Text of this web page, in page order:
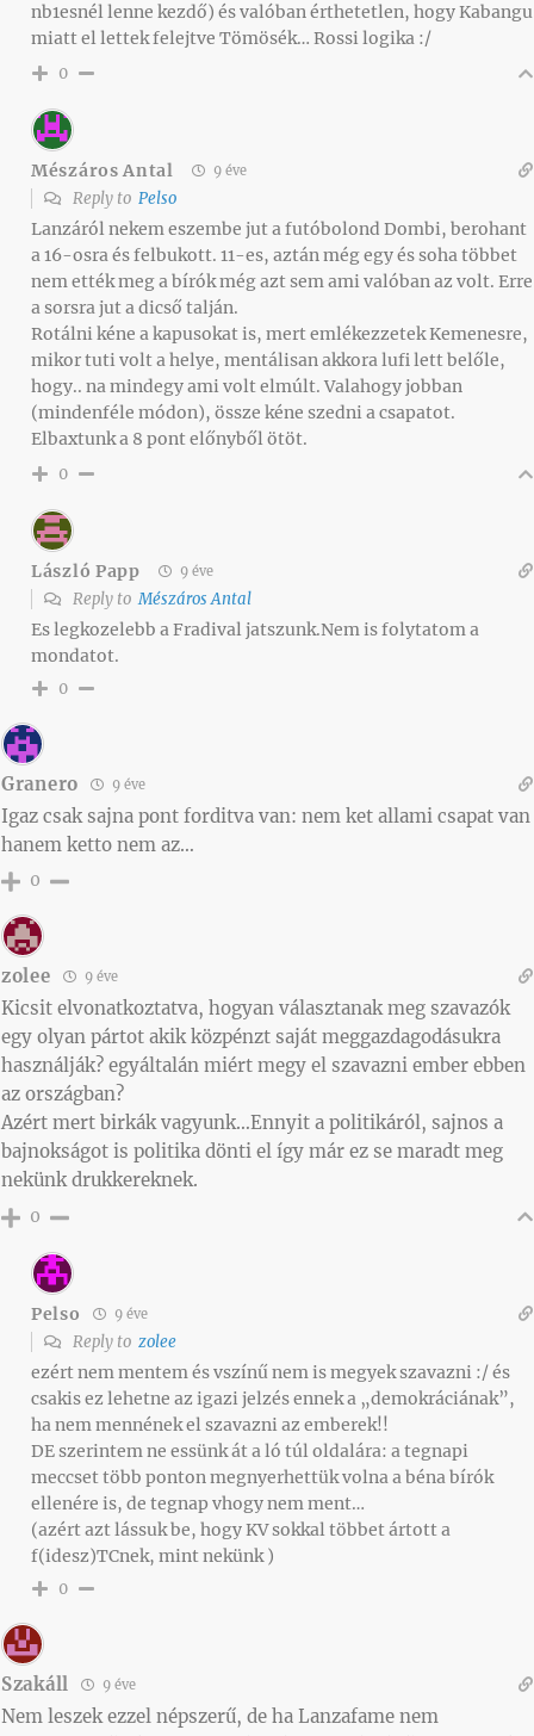
nb1esnél lenne kezdő) és valóban érthetetlen, hogy Kabangu
miatt el lettek felejtve Tömösék… Rossi logika :/
0
Mészáros Antal 9 éve
Reply to Pelso
Lanzáról nekem eszembe jut a futóbolond Dombi, berohant
a 16-osra és felbukott. 11-es, aztán még egy és soha többet
nem ették meg a bírók még azt sem ami valóban az volt. Erre
a sorsra jut a dicső talján.
Rotálni kéne a kapusokat is, mert emlékezzetek Kemenesre,
mikor tuti volt a helye, mentálisan akkora lufi lett belőle,
hogy.. na mindegy ami volt elmúlt. Valahogy jobban
(mindenféle módon), össze kéne szedni a csapatot.
Elbaxtunk a 8 pont előnyből ötöt.
0
László Papp 9 éve
Reply toMészáros Antal
Es legkozelebb a Fradival jatszunk.Nem is folytatom a
mondatot.
0
Granero 9 éve
Igaz csak sajna pont forditva van: nem ket allami csapat van
hanem ketto nem az…
0
zolee 9 éve
Kicsit elvonatkoztatva, hogyan választanak meg szavazók
egy olyan pártot akik közpénzt saját meggazdagodásukra
használják? egyáltalán miért megy el szavazni ember ebben
az országban?
Azért mert birkák vagyunk…Ennyit a politikáról, sajnos a
bajnokságot is politika dönti el így már ez se maradt meg
nekünk drukkereknek.
0
Pelso 9 éve
Reply to zolee
ezért nem mentem és vszínű nem is megyek szavazni :/ és
csakis ez lehetne az igazi jelzés ennek a „demokráciának”,
ha nem mennének el szavazni az emberek!!
DE szerintem ne essünk át a ló túl oldalára: a tegnapi
meccset több ponton megnyerhettük volna a béna bírók
ellenére is, de tegnap vhogy nem ment…
(azért azt lássuk be, hogy KV sokkal többet ártott a
f(idesz)TCnek, mint nekünk )
0
Szakáll 9 éve
Nem leszek ezzel népszerű, de ha Lanzafame nem